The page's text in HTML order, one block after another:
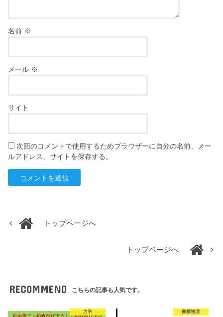
名前 ※
メール ※
サイト
次回のコメントで使用するためブラウザーに自分の名前、メー
ルアドレス、サイトを保存する。
トップページへ
トップページへ
RECOMMEND こちらの記事も人気です。
力学 微積物理